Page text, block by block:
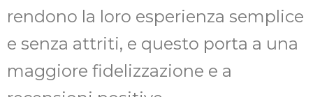
rendono la loro esperienza semplice
e senza attriti, e questo porta a una
maggiore fidelizzazione e a